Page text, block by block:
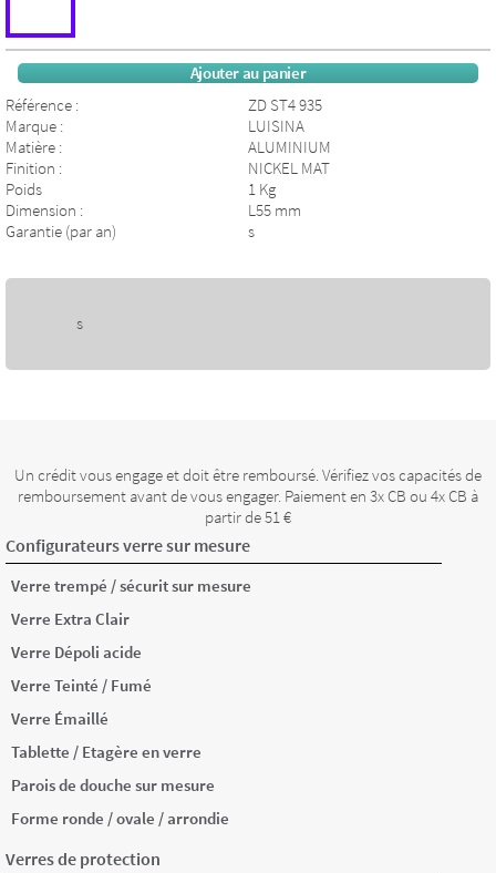
Ajouter au panier
Référence :
ZD ST4 935
Marque :
LUISINA
Matière :
ALUMINIUM
Finition :
NICKEL MAT
Poids
1 Kg
Dimension :
L55 mm
Garantie (par an)
s
s
Un crédit vous engage et doit être remboursé. Vérifiez vos capacités de
remboursement avant de vous engager. Paiement en 3x CB ou 4x CB à
partir de 51 €
Configurateurs verre sur mesure
Verre trempé / sécurit sur mesure
Verre Extra Clair
Verre Dépoli acide
Verre Teinté / Fumé
Verre Émaillé
Tablette / Etagère en verre
Parois de douche sur mesure
Forme ronde / ovale / arrondie
Verres de protection